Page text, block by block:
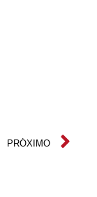
PRÓXIMO